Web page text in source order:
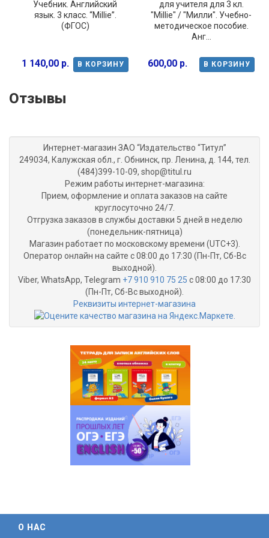
Учебник. Английский
язык. 3 класс. “Millie”.
(ФГОС)
В КОРЗИНУ
1 140,00 р.
для учителя для 3 кл.
"Millie" / "Милли". Учебно-
методическое пособие.
Анг...
В КОРЗИНУ
600,00 р.
Отзывы
Интернет-магазин ЗАО “Издательство “Титул”
249034, Калужская обл., г. Обнинск, пр. Ленина, д. 144, тел.
(484)399-10-09, shop@titul.ru
Режим работы интернет-магазина:
Прием, оформление и оплата заказов на сайте
круглосуточно 24/7.
Отгрузка заказов в службы доставки 5 дней в неделю
(понедельник-пятница)
Магазин работает по московскому времени (UTC+3).
Оператор онлайн на сайте с 08:00 до 17:30 (Пн-Пт, Сб-Вс
выходной).
Viber, WhatsApp, Telegram +7 910 910 75 25 с 08:00 до 17:30
(Пн-Пт, Сб-Вс выходной).
Реквизиты интернет-магазина
О НАС